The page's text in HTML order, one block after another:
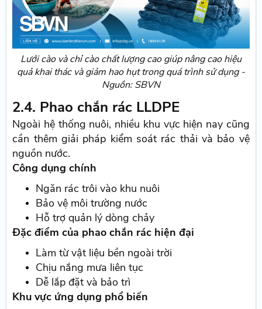
Lưới cào và chỉ cào chất lượng cao giúp nâng cao hiệu
quả khai thác và giảm hao hụt trong quá trình sử dụng -
Nguồn: SBVN
2.4. Phao chắn rác LLDPE
Ngoài hệ thống nuôi, nhiều khu vực hiện nay cũng
cần thêm giải pháp kiểm soát rác thải và bảo vệ
nguồn nước.
Công dụng chính
Ngăn rác trôi vào khu nuôi
Bảo vệ môi trường nước
Hỗ trợ quản lý dòng chảy
Đặc điểm của phao chắn rác hiện đại
Làm từ vật liệu bền ngoài trời
Chịu nắng mưa liên tục
Dễ lắp đặt và bảo trì
Khu vực ứng dụng phổ biến